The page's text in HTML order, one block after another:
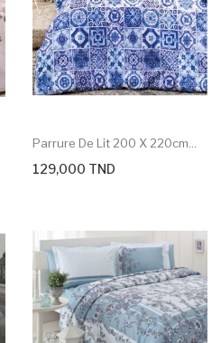
Parrure De Lit 200 X 220cm...
129,000 TND